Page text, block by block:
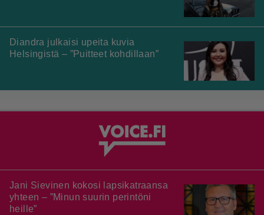
Diandra julkaisi upeita kuvia
Helsingistä – ”Puitteet kohdillaan”
Jani Sievinen kokosi lapsikatraansa
yhteen – ”Minun suurin perintöni
heille”